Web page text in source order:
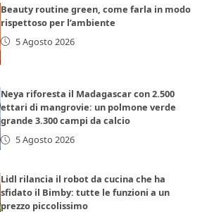
Beauty routine green, come farla in modo
rispettoso per l’ambiente
5 Agosto 2026
Neya riforesta il Madagascar con 2.500
ettari di mangrovie: un polmone verde
grande 3.300 campi da calcio
5 Agosto 2026
Lidl rilancia il robot da cucina che ha
sfidato il Bimby: tutte le funzioni a un
prezzo piccolissimo